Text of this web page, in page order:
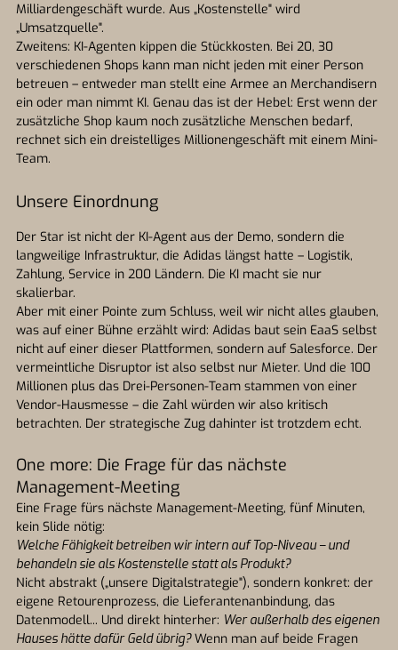
Milliardengeschäft wurde. Aus „Kostenstelle" wird
„Umsatzquelle".
Zweitens: KI-Agenten kippen die Stückkosten. Bei 20, 30
verschiedenen Shops kann man nicht jeden mit einer Person
betreuen – entweder man stellt eine Armee an Merchandisern
ein oder man nimmt KI. Genau das ist der Hebel: Erst wenn der
zusätzliche Shop kaum noch zusätzliche Menschen bedarf,
rechnet sich ein dreistelliges Millionengeschäft mit einem Mini-
Team.
Unsere Einordnung
Der Star ist nicht der KI-Agent aus der Demo, sondern die
langweilige Infrastruktur, die Adidas längst hatte – Logistik,
Zahlung, Service in 200 Ländern. Die KI macht sie nur
skalierbar.
Aber mit einer Pointe zum Schluss, weil wir nicht alles glauben,
was auf einer Bühne erzählt wird: Adidas baut sein EaaS selbst
nicht auf einer dieser Plattformen, sondern auf Salesforce. Der
vermeintliche Disruptor ist also selbst nur Mieter. Und die 100
Millionen plus das Drei-Personen-Team stammen von einer
Vendor-Hausmesse – die Zahl würden wir also kritisch
betrachten. Der strategische Zug dahinter ist trotzdem echt.
One more: Die Frage für das nächste
Management-Meeting
Eine Frage fürs nächste Management-Meeting, fünf Minuten,
kein Slide nötig:
Welche Fähigkeit betreiben wir intern auf Top-Niveau – und
behandeln sie als Kostenstelle statt als Produkt?
Nicht abstrakt („unsere Digitalstrategie"), sondern konkret: der
eigene Retourenprozess, die Lieferantenanbindung, das
Datenmodell... Und direkt hinterher: Wer außerhalb des eigenen
Hauses hätte dafür Geld übrig?Wenn man auf beide Fragen